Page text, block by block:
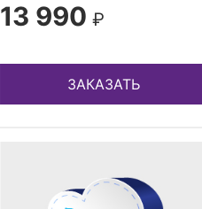
13 990 ₽
ЗАКАЗАТЬ